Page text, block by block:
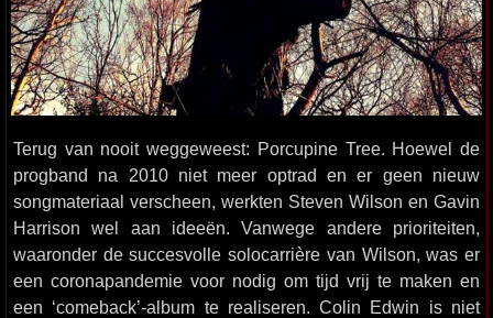
Terug van nooit weggeweest: Porcupine Tree. Hoewel de
progband na 2010 niet meer optrad en er geen nieuw
songmateriaal verscheen, werkten Steven Wilson en Gavin
Harrison wel aan ideeën. Vanwege andere prioriteiten,
waaronder de succesvolle solocarrière van Wilson, was er
een coronapandemie voor nodig om tijd vrij te maken en
een ‘comeback’-album te realiseren. Colin Edwin is niet